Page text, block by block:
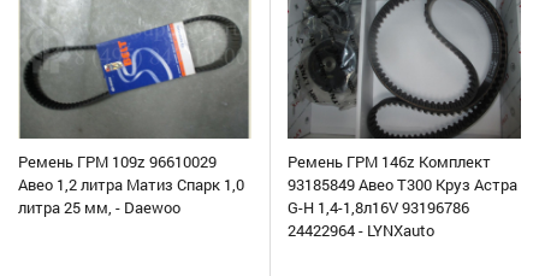
Ремень ГРМ 109z 96610029
Авео 1,2 литра Матиз Спарк 1,0
литра 25 мм, - Daewoo
Ремень ГРМ 146z Комплект
93185849 Авео Т300 Круз Астра
G-H 1,4-1,8л16V 93196786
24422964 - LYNXauto